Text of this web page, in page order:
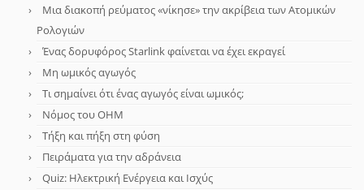
Μια διακοπή ρεύματος «νίκησε» την ακρίβεια των Ατομικών
Ρολογιών
Ένας δορυφόρος Starlink φαίνεται να έχει εκραγεί
Μη ωμικός αγωγός
Τι σημαίνει ότι ένας αγωγός είναι ωμικός;
Νόμος του OHM
Τήξη και πήξη στη φύση
Πειράματα για την αδράνεια
Quiz: Ηλεκτρική Ενέργεια και Ισχύς